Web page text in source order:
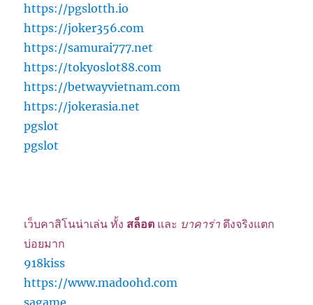
https://pgslotth.io
https://joker356.com
https://samurai777.net
https://tokyoslot88.com
https://betwayvietnam.com
https://jokerasia.net
pgslot
pgslot
เว็บคาสิโนน่าเล่น ทั้ง สล็อต และ บาคาร่า ตึงจริงแตก
บ่อยมาก
918kiss
https://www.madoohd.com
sagame